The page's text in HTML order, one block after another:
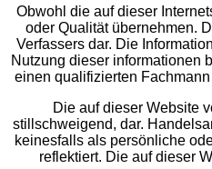
Obwohl die auf dieser
oder Qualität übernehmen.
Verfassers dar. Die
Nutzung dieser informationen
einen qualifizierten
Die auf dieser Website
stillschweigend, dar.
keinesfalls als persönliche
reflektiert. Die auf dieser